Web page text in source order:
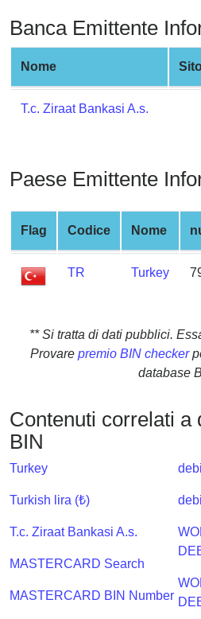
Generate
Credit
Card
from
BIN
Checker
Service
What
is
My
BIN
Checker
/
Validator
Banca Emittente
Nome
T.c. Ziraat Bankasi A.s.
Paese Emittente
Flag Codice Nome
TR Turkey
** Si tratta di dati pubblici.
Provare premio BIN checker
database
Contenuti correlati a
BIN
Turkey
Turkish lira (₺)
T.c. Ziraat Bankasi A.s.
MASTERCARD Search
MASTERCARD BIN Number